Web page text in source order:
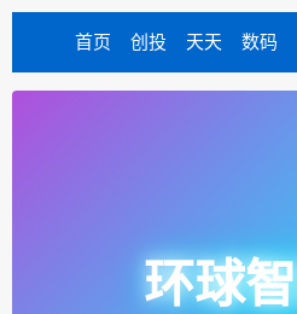
首页 创投 天天 数码
环球